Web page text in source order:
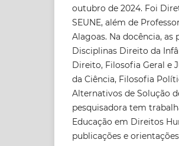
outubro de 2024. Foi
SEUNE, além de
Alagoas. Na docência, as
Disciplinas Direito da
Direito, Filosofia Geral e
da Ciência, Filosofia
Alternativos de Solução
pesquisadora tem
Educação em Direitos
publicações e